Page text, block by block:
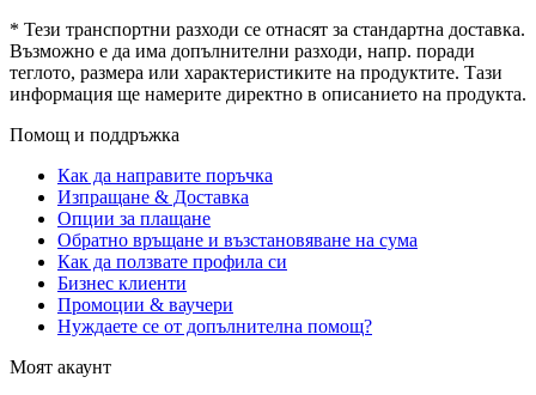
* Тези транспортни разходи се отнасят за стандартна доставка.
Възможно е да има допълнителни разходи, напр. поради
теглото, размера или характеристиките на продуктите. Тази
информация ще намерите директно в описанието на продукта.
Помощ и поддръжка
Как да направите поръчка
Изпращане & Доставка
Опции за плащане
Обратно връщане и възстановяване на сума
Как да ползвате профила си
Бизнес клиенти
Промоции & ваучери
Нуждаете се от допълнителна помощ?
Моят акаунт